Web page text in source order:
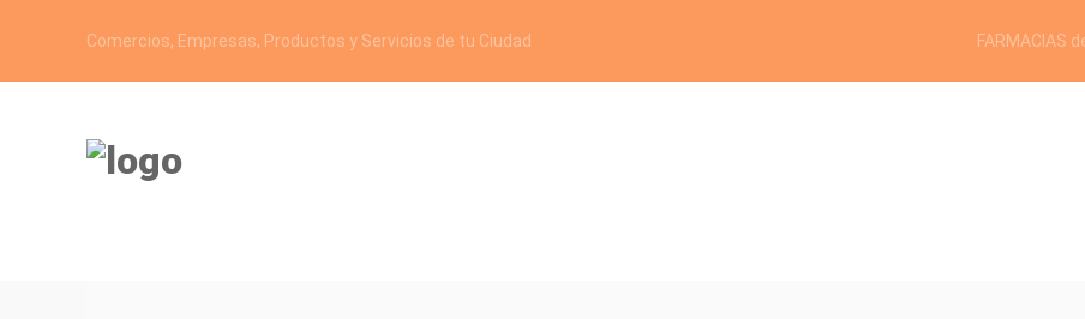
Comercios, Empresas, Productos y Servicios de tu Ciudad FARMACIAS